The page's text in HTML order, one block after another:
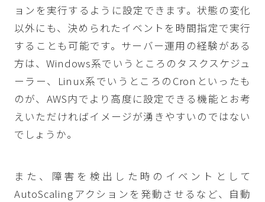
ョンを実行するように設定できます。状態の変化
以外にも、決められたイベントを時間指定で実行
することも可能です。サーバー運用の経験がある
方は、Windows系でいうところのタスクスケジュ
ーラー、Linux系でいうところのCronといったも
のが、AWS内でより高度に設定できる機能とお考
えいただければイメージが湧きやすいのではない
でしょうか。
また、障害を検出した時のイベントとして
AutoScalingアクションを発動させるなど、自動